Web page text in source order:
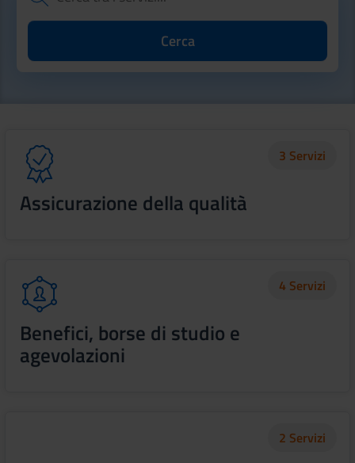
Assicurazione della qualità
3 Servizi
Benefici, borse di studio e
agevolazioni
4 Servizi
2 Servizi